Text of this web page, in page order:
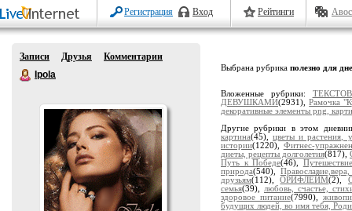
Регистрация Вход Рейтинги
Записи Друзья
Комментарии
Ipola
Выбрана рубрика полезно для
Вложенные рубрики:
ДЕВУШКАМИ(2931),Рамочка
декоративные элементы png,
Другие рубрики в этом
картина(45),цветы и растения,
истории(1220), Фитнес-
диеты, рецепты долголетия(817),
Путь к Победе(46),
природа(540),
друзьям(112),ОРИФЛЕЙМ(2),
семья(39), любовь, счастье,
здоровое питание(7990),
будущих людей, во имя тебя,